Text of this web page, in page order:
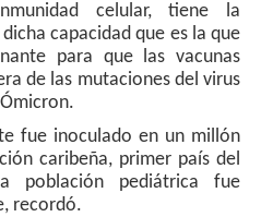
celular, tiene la
capacidad que es la que
para que las vacunas
de las mutaciones del virus
fue inoculado en un millón
caribeña, primer país del
población pediátrica fue
recordó.